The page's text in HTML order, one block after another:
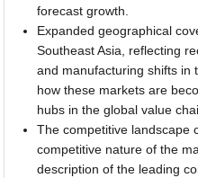
forecast growth.
Expanded geographical
Southeast Asia, reflecting
and manufacturing shifts in
how these markets are
hubs in the global value
The competitive landscape
competitive nature of the
description of the leading